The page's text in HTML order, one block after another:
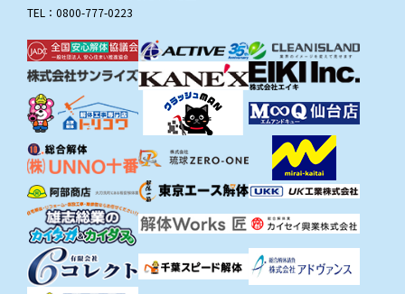
TEL：0800-777-0223